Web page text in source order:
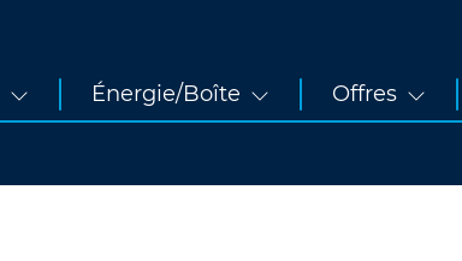
Énergie/Boîte Offres